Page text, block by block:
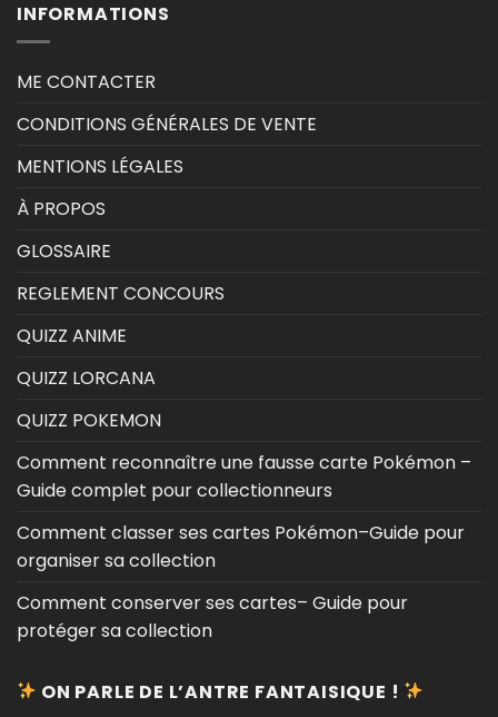
INFORMATIONS
ME CONTACTER
CONDITIONS GÉNÉRALES DE VENTE
MENTIONS LÉGALES
À PROPOS
GLOSSAIRE
REGLEMENT CONCOURS
QUIZZ ANIME
QUIZZ LORCANA
QUIZZ POKEMON
Comment reconnaître une fausse carte Pokémon –
Guide complet pour collectionneurs
Comment classer ses cartes Pokémon–Guide pour
organiser sa collection
Comment conserver ses cartes– Guide pour
protéger sa collection
ON PARLE DE L’ANTRE FANTAISIQUE !